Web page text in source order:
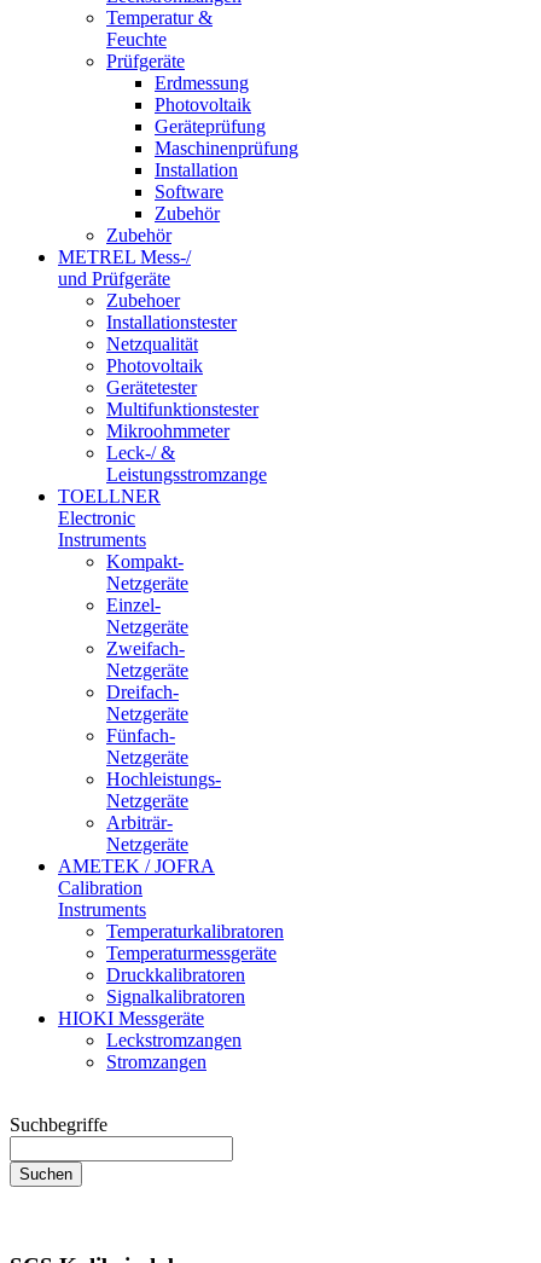
Temperatur &
Feuchte
Prüfgeräte
Erdmessung
Photovoltaik
Geräteprüfung
Maschinenprüfung
Installation
Software
Zubehör
Zubehör
METREL Mess-/
und Prüfgeräte
Zubehoer
Installationstester
Netzqualität
Photovoltaik
Gerätetester
Multifunktionstester
Mikroohmmeter
Leck-/ &
Leistungsstromzange
TOELLNER
Electronic
Instruments
Kompakt-
Netzgeräte
Einzel-
Netzgeräte
Zweifach-
Netzgeräte
Dreifach-
Netzgeräte
Fünfach-
Netzgeräte
Hochleistungs-
Netzgeräte
Arbiträr-
Netzgeräte
AMETEK / JOFRA
Calibration
Instruments
Temperaturkalibratoren
Temperaturmessgeräte
Druckkalibratoren
Signalkalibratoren
HIOKI Messgeräte
Leckstromzangen
Stromzangen
Suchbegriffe